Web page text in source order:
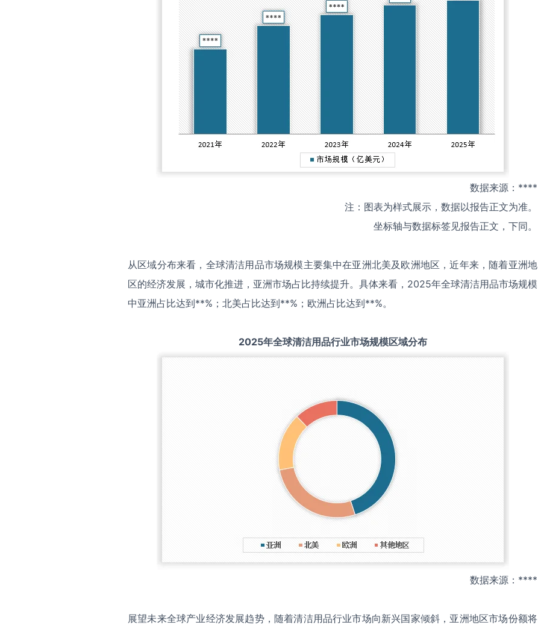
数据来源：****
注：图表为样式展示，数据以报告正文为准。
坐标轴与数据标签见报告正文，下同。
从区域分布来看，全球清洁用品市场规模主要集中在亚洲北美及欧洲地区，近年来，随着亚洲地
区的经济发展，城市化推进，亚洲市场占比持续提升。具体来看，2025年全球清洁用品市场规模
中亚洲占比达到**%；北美占比达到**%；欧洲占比达到**%。
2025年全球清洁用品行业市场规模区域分布
数据来源：****
展望未来全球产业经济发展趋势，随着清洁用品行业市场向新兴国家倾斜，亚洲地区市场份额将